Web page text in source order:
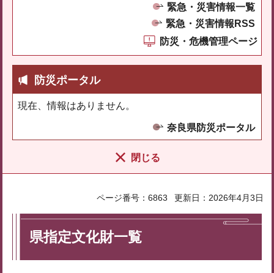
緊急・災害情報一覧
緊急・災害情報RSS
防災・危機管理ページ
防災ポータル
現在、情報はありません。
奈良県防災ポータル
閉じる
ページ番号：6863 更新日：2026年4月3日
県指定文化財一覧